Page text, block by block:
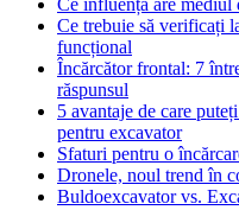
Ce influență are mediul
Ce trebuie să verificați
funcțional
Încărcător frontal: 7
răspunsul
5 avantaje de care
pentru excavator
Sfaturi pentru o
Dronele, noul trend în
Buldoexcavator vs.